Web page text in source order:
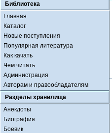
Библиотека
Главная
Каталог
Новые поступления
Популярная литература
Как качать
Чем читать
Администрация
Авторам и правообладателям
Разделы хранилища
Анекдоты
Биография
Боевик